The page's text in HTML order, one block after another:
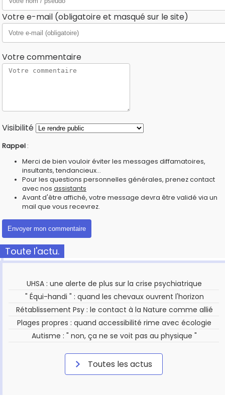
Votre e-mail (obligatoire et masqué sur le site)
Votre commentaire
Visibilité
Rappel :
Merci de bien vouloir éviter les messages diffamatoires,
insultants, tendancieux...
Pour les questions personnelles générales, prenez contact
avec nos assistants
Avant d'être affiché, votre message devra être validé via un
mail que vous recevrez.
Toute l'actu.
UHSA : une alerte de plus sur la crise psychiatrique
" Équi-handi " : quand les chevaux ouvrent l'horizon
Rétablissement Psy : le contact à la Nature comme allié
Plages propres : quand accessibilité rime avec écologie
Autisme : " non, ça ne se voit pas au physique "
Toutes les actus